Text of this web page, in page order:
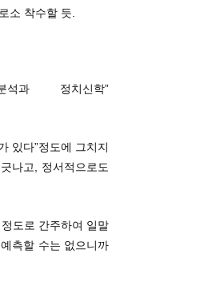
소 착수할 듯.
정치신학”
있다”정도에 그치지
나고, 정서적으로도
도로 간주하여 일말
측할 수는 없으니까